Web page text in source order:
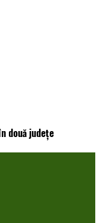
două judeţe